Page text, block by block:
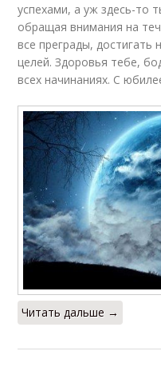
успехами, а уж здесь-то
обращая внимания на
все преграды,
целей. Здоровья тебе,
всех начинаниях. С
Читать дальше →